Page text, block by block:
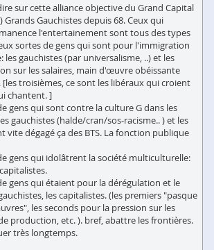
sur cette alliance objective du Grand Capital
Grands Gauchistes depuis 68. Ceux qui
l'entertainement sont tous des types
sortes de gens qui sont pour l'immigration
les gauchistes (par universalisme, ..) et les
sur les salaires, main d'œuvre obéissante
[les troisièmes, ce sont les libéraux qui croient
chantent. ]
gens qui sont contre la culture G dans les
gauchistes (halde/cran/sos-racisme.. ) et les
vite dégagé ça des BTS. La fonction publique
gens qui idolâtrent la société multiculturelle:
gens qui étaient pour la dérégulation et le
les capitalistes. (les premiers "pasque
les seconds pour la pression sur les
production, etc. ). bref, abattre les frontières.
très longtemps.